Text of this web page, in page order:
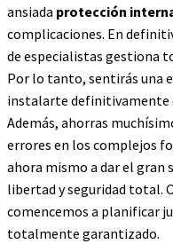
ansiada protección
complicaciones. En
de especialistas gestiona
Por lo tanto, sentirás una
instalarte definitivamente
Además, ahorras
errores en los complejos
ahora mismo a dar el
libertad y seguridad total.
comencemos a planificar
totalmente garantizado.